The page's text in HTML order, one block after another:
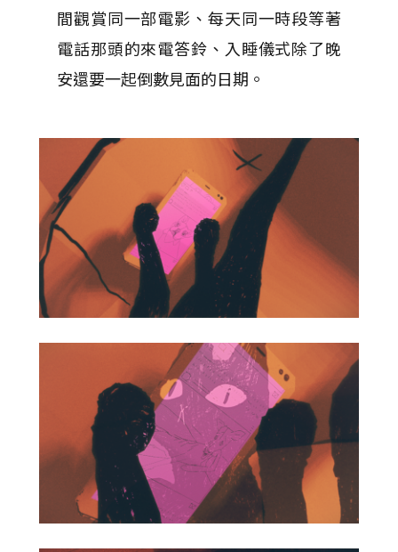
間觀賞同一部電影、每天同一時段等著
電話那頭的來電答鈴、入睡儀式除了晚
安還要一起倒數見面的日期。